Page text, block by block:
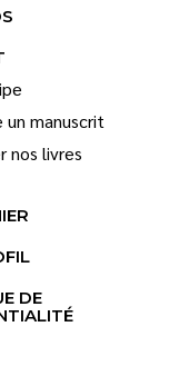
manuscrit
nos livres
DE